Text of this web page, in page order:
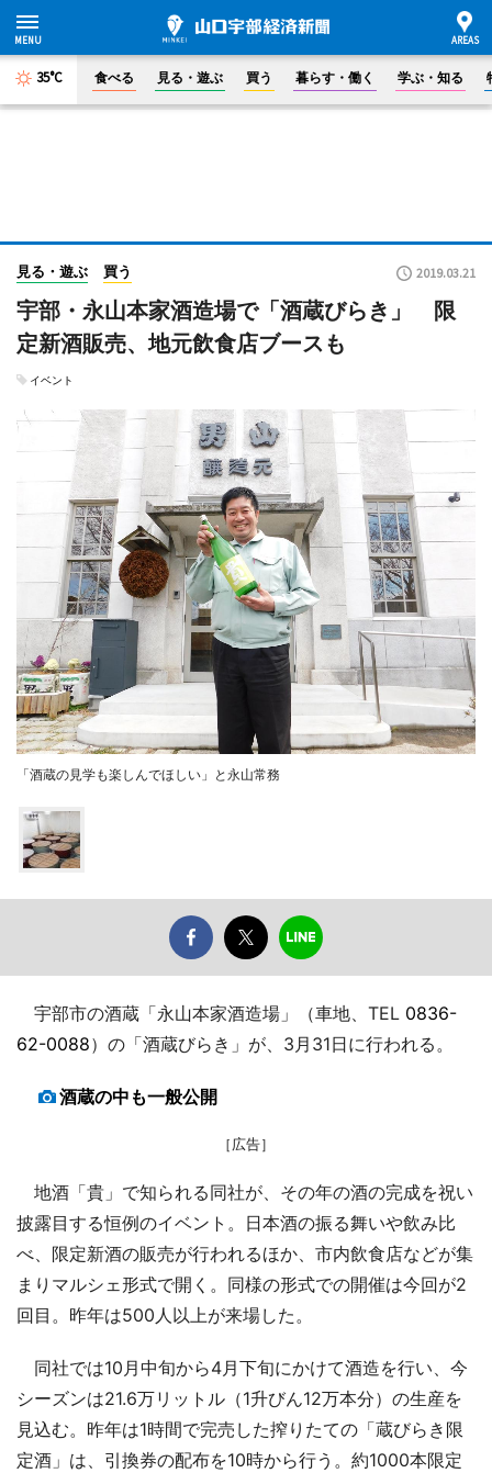
35°C 食べる 見る・遊ぶ 買う 暮らす・働く 学ぶ・知る
見る・遊ぶ 買う 2019.03.21
宇部・永山本家酒造場で「酒蔵びらき」 限
定新酒販売、地元飲食店ブースも
イベント
「酒蔵の見学も楽しんでほしい」と永山常務
宇部市の酒蔵「永山本家酒造場」（車地、TEL 0836-
62-0088）の「酒蔵びらき」が、3月31日に行われる。
酒蔵の中も一般公開
［広告］
地酒「貴」で知られる同社が、その年の酒の完成を祝い
披露目する恒例のイベント。日本酒の振る舞いや飲み比
べ、限定新酒の販売が行われるほか、市内飲食店などが集
まりマルシェ形式で開く。同様の形式での開催は今回が2
回目。昨年は500人以上が来場した。
同社では10月中旬から4月下旬にかけて酒造を行い、今
シーズンは21.6万リットル（1升びん12万本分）の生産を
見込む。昨年は1時間で完売した搾りたての「蔵びらき限
定酒」は、引換券の配布を10時から行う。約1000本限定